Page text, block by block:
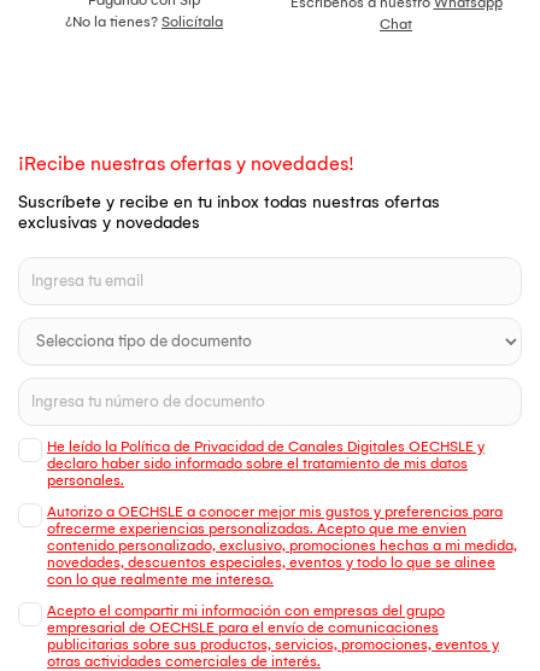
¿No la tienes? Solicítala
Chat
¡Recibe nuestras ofertas y novedades!
Suscríbete y recibe en tu inbox todas nuestras ofertas
exclusivas y novedades
He leído la Política de Privacidad de Canales Digitales OECHSLE y
declaro haber sido informado sobre el tratamiento de mis datos
personales.
Autorizo a OECHSLE a conocer mejor mis gustos y preferencias para
ofrecerme experiencias personalizadas. Acepto que me envien
contenido personalizado, exclusivo, promociones hechas a mi medida,
novedades, descuentos especiales, eventos y todo lo que se alinee
con lo que realmente me interesa.
Acepto el compartir mi información con empresas del grupo
empresarial de OECHSLE para el envío de comunicaciones
publicitarias sobre sus productos, servicios, promociones, eventos y
otras actividades comerciales de interés.